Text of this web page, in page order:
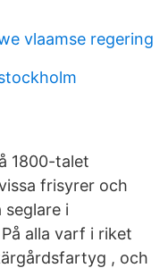
vlaamse regering
1800-talet
frisyrer och
i
alla varf i riket
, och